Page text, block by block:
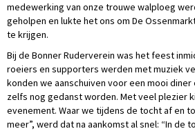
medewerking van onze trouwe walploeg
geholpen en lukte het ons om De
te krijgen.
Bij de Bonner Ruderverein was het feest
roeiers en supporters werden met muziek
konden we aanschuiven voor een mooi
zelfs nog gedanst worden. Met veel plezier
evenement. Waar we tijdens de tocht af en
meer”, werd dat na aankomst al snel: “In de